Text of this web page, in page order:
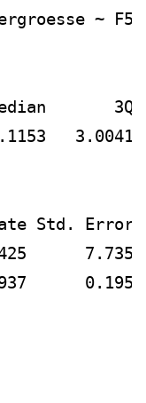
~
3.0041
Std.
7.735
0.195